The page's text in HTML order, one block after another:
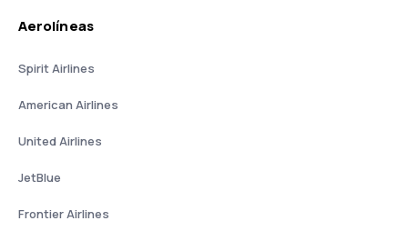
Aerolíneas
Spirit Airlines
American Airlines
United Airlines
JetBlue
Frontier Airlines